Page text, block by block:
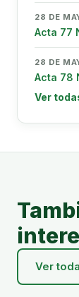
28 DE
Acta 77
28 DE
Acta 78
Ver
Ver